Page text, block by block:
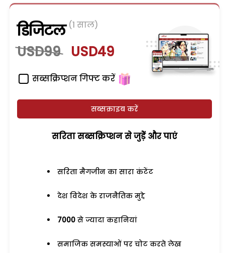
डिजिटल (1 साल)
USD99 USD49
सब्सक्रिप्शन गिफ्ट करें
सब्सक्राइब करें
सरिता सब्सक्रिप्शन से जुड़ेें और पाएं
सरिता मैगजीन का सारा कंटेंट
देश विदेश के राजनैतिक मुद्दे
7000 से ज्यादा कहानियां
समाजिक समस्याओं पर चोट करते लेख